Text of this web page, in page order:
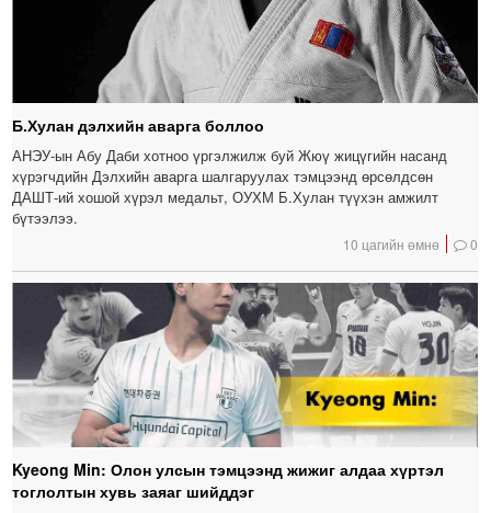
Б.Хулан дэлхийн аварга боллоо
АНЭУ-ын Абу Даби хотноо үргэлжилж буй Жюү жицүгийн насанд
хүрэгчдийн Дэлхийн аварга шалгаруулах тэмцээнд өрсөлдсөн
ДАШТ-ий хошой хүрэл медальт, ОУХМ Б.Хулан түүхэн амжилт
бүтээлээ.
10 цагийн өмнө 0
Kyeong Min: Олон улсын тэмцээнд жижиг алдаа хүртэл
тоглолтын хувь заяаг шийддэг